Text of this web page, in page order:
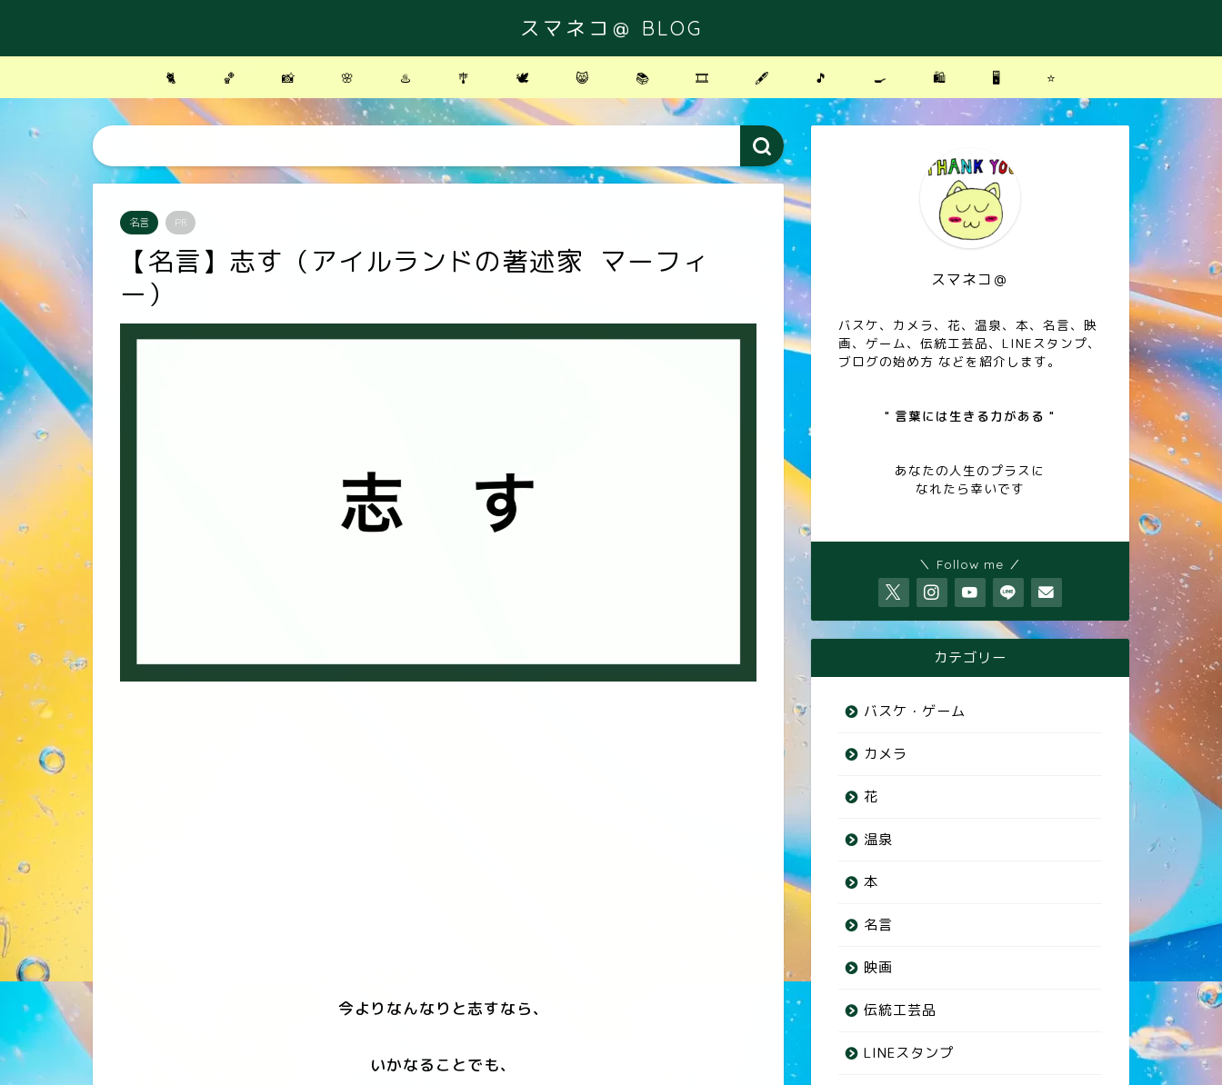
スマネコ＠ BLOG
🐈 🏀 📸 🌸 ♨️ 🎐 🕊 😸 📚 🎞 🖋 🎵 🍳 🛍 🖥 ⭐️
名言 PR
【名言】志す（アイルランドの著述家 マーフィ
ー）
今よりなんなりと志すなら、
いかなることでも、
スマネコ＠
バスケ、カメラ、花、温泉、本、名言、映
画、ゲーム、伝統工芸品、LINEスタンプ、
ブログの始め方 などを紹介します。
" 言葉には生きる力がある "
あなたの人生のプラスに
なれたら幸いです
＼ Follow me ／
カテゴリー
バスケ・ゲーム
カメラ
花
温泉
本
名言
映画
伝統工芸品
LINEスタンプ